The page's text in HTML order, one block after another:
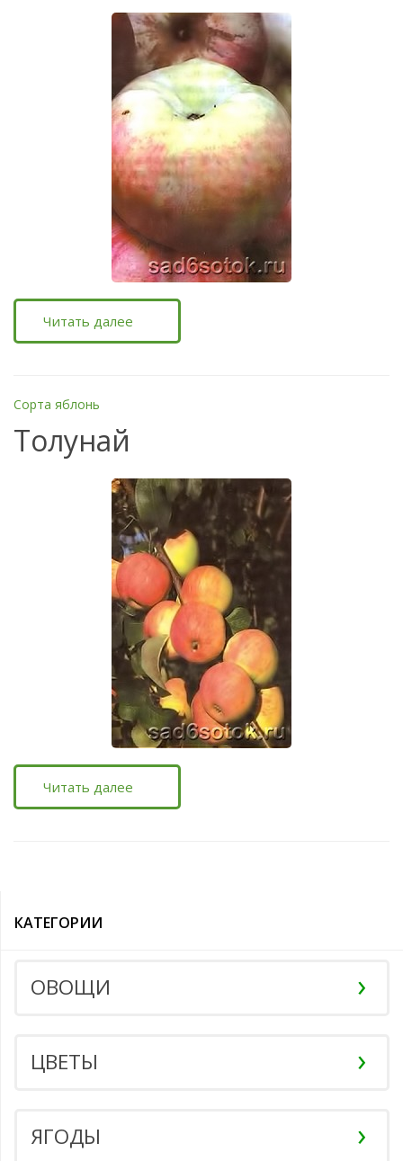
Читать далее
Сорта яблонь
Толунай
Читать далее
КАТЕГОРИИ
ОВОЩИ
ЦВЕТЫ
ЯГОДЫ